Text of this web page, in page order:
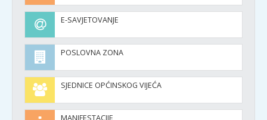
E-SAVJETOVANJE
POSLOVNA ZONA
SJEDNICE OPĆINSKOG VIJEĆA
MANIFESTACIJE